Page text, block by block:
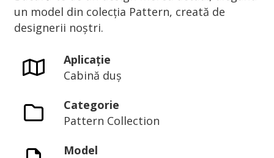
un model din colecția Pattern, creată de
designerii noștri.
Aplicație
Cabină duș
Categorie
Pattern Collection
Model